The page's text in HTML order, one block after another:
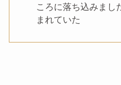
ころに落ち込みまし
まれていた